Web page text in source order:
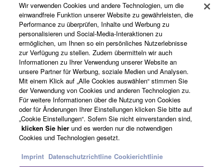
Über Yamaha
Deutschland - German
Business
Wir verwenden Cookies und andere Technologien, um die
einwandfreie Funktion unserer Website zu gewährleisten, die
Performance zu überprüfen, Inhalte und Werbung zu
personalisieren und Social-Media-Interaktionen zu
ermöglichen, um Ihnen so ein persönliches Nutzerlebnisse
zur Verfügung zu stellen. Zudem übermitteln wir auch
Informationen zu Ihrer Verwendung unserer Website an
unsere Partner für Werbung, soziale Medien und Analysen.
Mit einem Klick auf „Alle Cookies auswählen“ stimmen Sie
der Verwendung von Cookies und anderen Technologien zu.
Für weitere Informationen über die Nutzung von Cookies
oder für Änderungen Ihrer Einstellungen klicken Sie bitte auf
„Cookie Einstellungen“. Sofern Sie nicht einverstanden sind,
klicken Sie hier und es werden nur die notwendigen
Cookies und Technologien gesetzt.
Imprint Datenschutzrichtline Cookierichtlinie